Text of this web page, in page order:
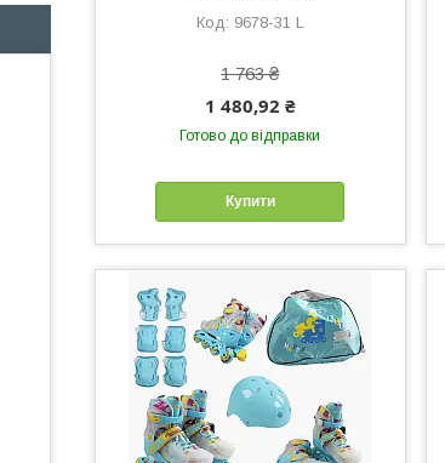
9678-31 L
1 763 ₴
1 480,92 ₴
Готово до відправки
Купити